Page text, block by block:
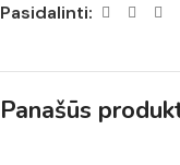
Pasidalinti:
Panašūs